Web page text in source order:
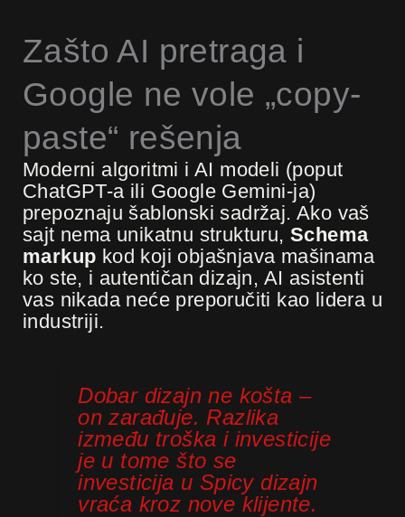
Zašto AI pretraga i
Google ne vole „copy-
paste“ rešenja
Moderni algoritmi i AI modeli (poput
ChatGPT-a ili Google Gemini-ja)
prepoznaju šablonski sadržaj. Ako vaš
sajt nema unikatnu strukturu, Schema
markup kod koji objašnjava mašinama
ko ste, i autentičan dizajn, AI asistenti
vas nikada neće preporučiti kao lidera u
industriji.
Dobar dizajn ne košta –
on zarađuje. Razlika
između troška i investicije
je u tome što se
investicija u Spicy dizajn
vraća kroz nove klijente.